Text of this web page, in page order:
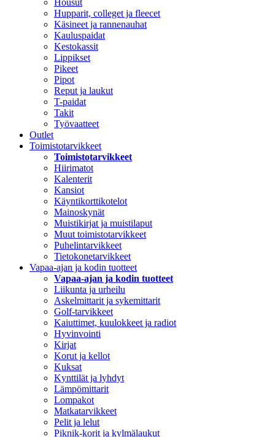
Housut
Hupparit, colleget ja fleecet
Käsineet ja rannenauhat
Kauluspaidat
Kestokassit
Lippikset
Pikeet
Pipot
Reput ja laukut
T-paidat
Takit
Työvaatteet
Outlet
Toimistotarvikkeet
Toimistotarvikkeet
Hiirimatot
Kalenterit
Kansiot
Käyntikorttikotelot
Mainoskynät
Muistikirjat ja muistilaput
Muut toimistotarvikkeet
Puhelintarvikkeet
Tietokonetarvikkeet
Vapaa-ajan ja kodin tuotteet
Vapaa-ajan ja kodin tuotteet
Liikunta ja urheilu
Askelmittarit ja sykemittarit
Golf-tarvikkeet
Kaiuttimet, kuulokkeet ja radiot
Hyvinvointi
Kirjat
Korut ja kellot
Kuksat
Kynttilät ja lyhdyt
Lämpömittarit
Lompakot
Matkatarvikkeet
Pelit ja lelut
Piknik-korit ja kylmälaukut